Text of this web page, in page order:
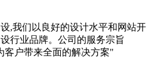
,我们以良好的设计水平和网站开
行业品牌。公司的服务宗旨
客户带来全面的解决方案"